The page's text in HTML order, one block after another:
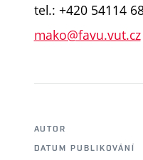
tel.: +420 54114
mako@favu.vut.cz
AUTOR
DATUM PUBLIKOVÁNÍ